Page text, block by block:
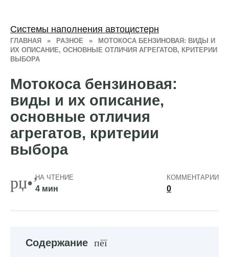
ГЛАВНАЯ » РАЗНОЕ »
МОТОКОСА БЕНЗИНОВАЯ: ВИДЫ И
ИХ ОПИСАНИЕ, ОСНОВНЫЕ ОТЛИЧИЯ АГРЕГАТОВ, КРИТЕРИИ
ВЫБОРА
Мотокоса бензиновая:
виды и их описание,
основные отличия
агрегатов, критерии
выбора
НА ЧТЕНИЕ
4 мин
КОММЕНТАРИИ
0
Содержание
Системы наполнения автоцистерн